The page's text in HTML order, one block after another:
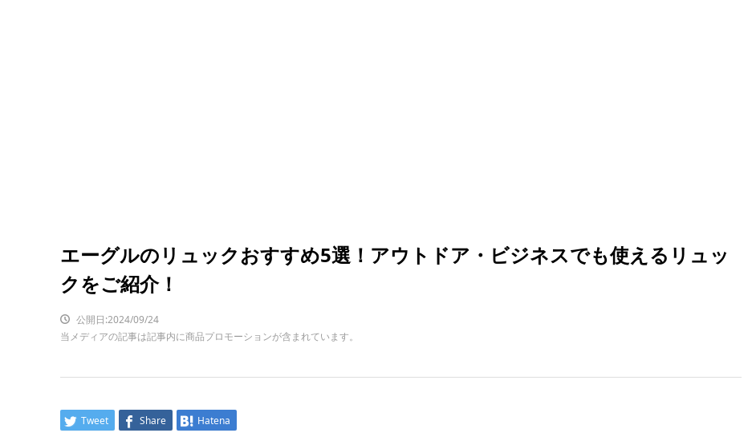
エーグルのリュックおすすめ5選！アウトドア・ビジネスでも使えるリュッ
クをご紹介！
公開日:2024/09/24
当メディアの記事は記事内に商品プロモーションが含まれています。
Tweet Share Hatena